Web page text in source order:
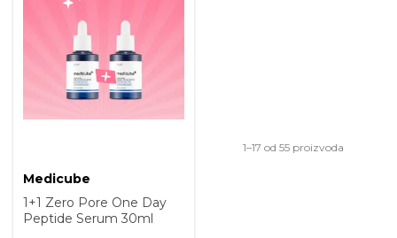
Medicube
1+1 Zero Pore One Day
Peptide Serum 30ml
1–17 od 55 proizvoda